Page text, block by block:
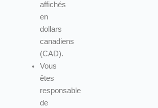
affichés
en
dollars
canadiens
(CAD).
Vous
êtes
responsable
de